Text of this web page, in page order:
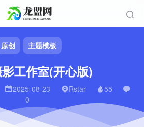
原创 主题模板
工作室(开心版)
2025-08-23 Rstar
55
0